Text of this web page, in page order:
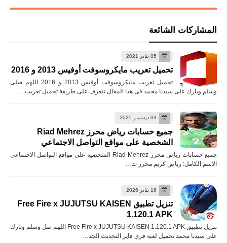
المشاركات الشائعة
05 يناير 2021
تحميل تعريب مايكروسوفت أوفيس 2013 و 2016
تحميل تعريب مايكروسوفت أوفيس 2013 و 2016 اللهم صلى
وسلم وبارك على سيدنا محمد فى هذا المقال نتعرف على طريقة تحميل تعريب…
03 ديسمبر 2025
جميع حسابات رياض محرز Riad Mehrez
الشخصية على مواقع التواصل الاجتماعي
جميع حسابات رياض محرز Riad Mehrez الشخصية على مواقع التواصل الاجتماعي
الاسم الكامل: رياض كريم محرز ت…
16 يناير 2026
تنزيل تطبيق Free Fire x JUJUTSU KAISEN
1.120.1 APK
تنزيل تطبيق Free Fire x JUJUTSU KAISEN 1.120.1 APK اللهم صل وسلم وبارك
على سيدنا محمد تحميل لعبة فري فاير التحديث الجد…